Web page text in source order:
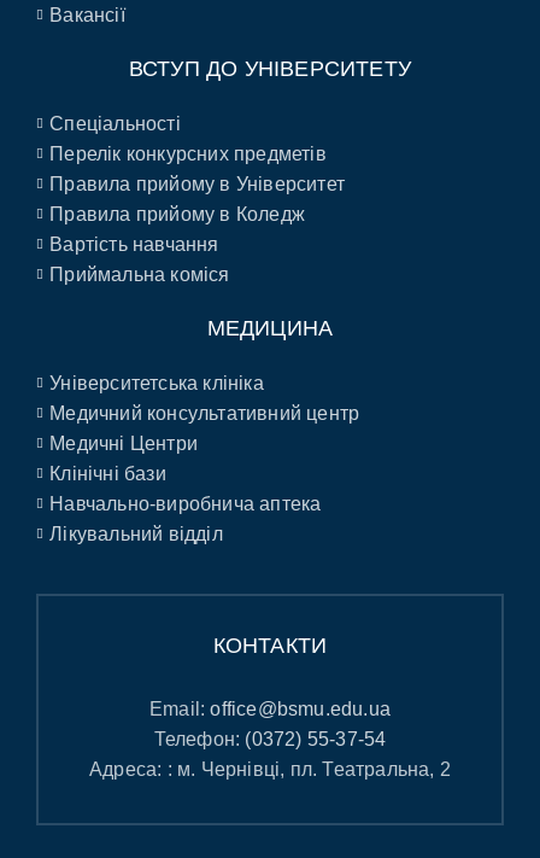
Вакансії
ВСТУП ДО УНІВЕРСИТЕТУ
Спеціальності
Перелік конкурсних предметів
Правила прийому в Університет
Правила прийому в Коледж
Вартість навчання
Приймальна коміся
МЕДИЦИНА
Університетська клініка
Медичний консультативний центр
Медичні Центри
Клінічні бази
Навчально-виробнича аптека
Лікувальний відділ
КОНТАКТИ
Email:office@bsmu.edu.ua
Телефон: (0372) 55-37-54
Адреса: : м. Чернівці, пл. Театральна, 2